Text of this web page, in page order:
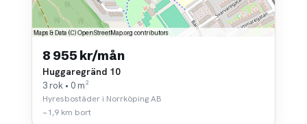
8 955 kr/mån
Huggaregränd 10
3 rok • 0 m²
Hyresbostäder i Norrköping AB
~1,9 km bort